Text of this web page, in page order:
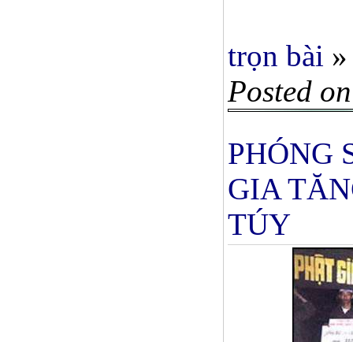
trọn bài »
Posted
PHÓNG
GIA
TÚY